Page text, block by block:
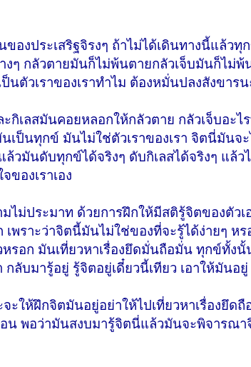
องประเสริฐจิรงๆ ถ้าไม่ได้เดินทางนี้แล้ว
ๆ กลัวตายมันก็ไม่พ้นตายกลัวเจ็บมันก็ไม่
นตัวเราของเราทำไม ต้องหมั่นปลงสังขารน
กิเลสมันคอยหลอกให้กลัวตาย กลัวเจ็บอะไ
เป็นทุกข์ มันไม่ใช่ตัวเราของเรา จิตนี่มันจ
วมันดับทุกข์ได้จริงๆ ดับกิเลสได้จริงๆ แล้ว
องเราเอง
ม่ประมาท ด้วยการฝึกให้มีสติรู้จิตของตัวเ
พราะว่าจิตนี้มันไม่ใช่ของที่จะรู้ได้ง่ายๆ ห
รอก มันเที่ยวหาเรื่องยึดมั่นถือมั่น ทุกข์ทั้งนั้
ลับมารู้อยู่ รู้จิตอยู่เดี๋ยวนี้เทียว เอาให้มันอยู่
ะให้ฝึกจิตมันอยู่อย่าให้ไปเที่ยวหาเรื่องยึด
น พอว่ามันสงบมารู้จิตนี่แล้วมันจะพิจารณา